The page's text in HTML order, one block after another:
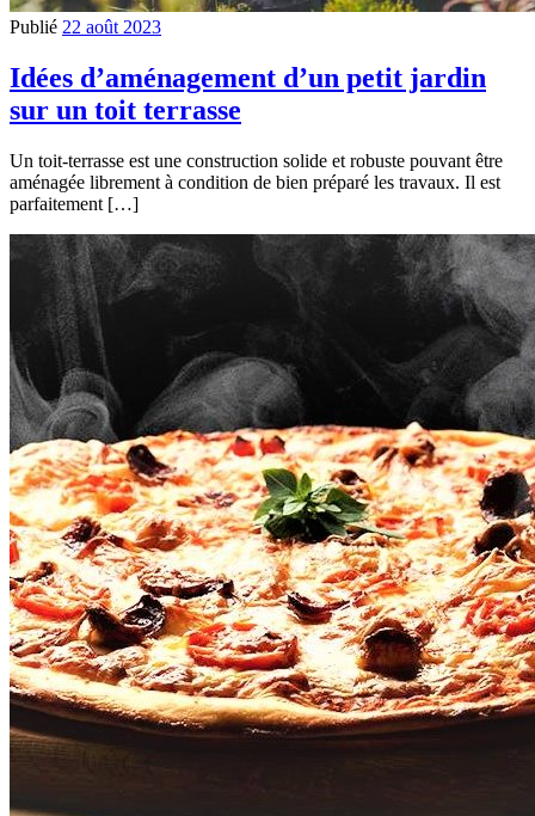
Publié 22 août 2023
Idées d’aménagement d’un petit jardin
sur un toit terrasse
Un toit-terrasse est une construction solide et robuste pouvant être
aménagée librement à condition de bien préparé les travaux. Il est
parfaitement […]